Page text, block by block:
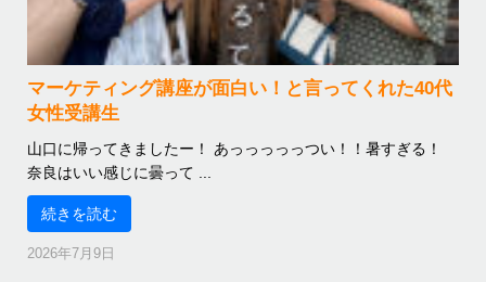
マーケティング講座が面白い！と言ってくれた40代
女性受講生
山口に帰ってきましたー！ あっっっっっつい！！暑すぎる！
奈良はいい感じに曇って ...
続きを読む
2026年7月9日